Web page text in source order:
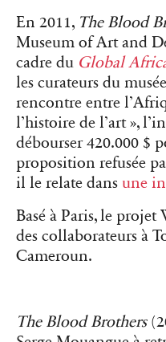
En 2011, The Blood
Museum of Art and
cadre du Global
les curateurs du
rencontre entre
l’histoire de l’art »,
débourser 420.000 $
proposition refusée
il le relate dans une
Basé à Paris, le projet
des collaborateurs à
Cameroun.
The Blood Brothers